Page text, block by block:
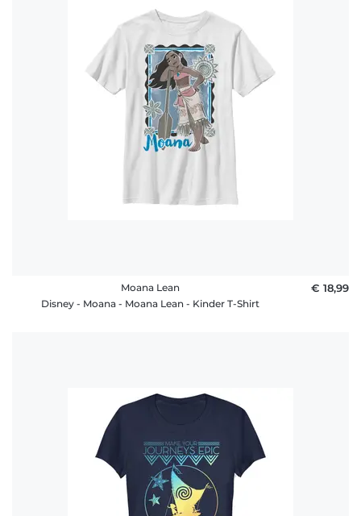
Moana Lean
Disney - Moana - Moana Lean - Kinder T-Shirt
€ 18,99